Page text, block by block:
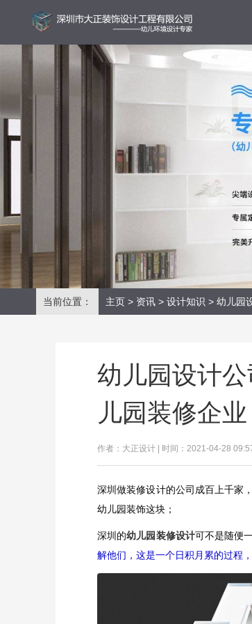
当前位置： 主页 > 资讯 > 设计知识 > 幼儿园
幼儿园设计
儿园装修企业
作者：大正设计 | 时间：2021-04-28
深圳做装修设计的公司成百上千家
幼儿园装饰这块；
深圳的幼儿园装修设计可不是随便
解他们，这是一个日积月累的过程